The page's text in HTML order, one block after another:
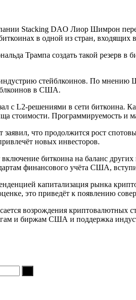
Stacking DAO Лиор Шимрон
биткоинах в одной из стран,
Трампа создать такой резерв
стейблкоинов. По мнению
в США.
с L2-решениями в сети биткоина.
стоимости. Программируемость и
заявил, что продолжится рост
новых инвесторов.
биткоина на баланс
финансового учёта США,
капитализация рынка
это приведёт к появлению
возрождения
и биржам США и поддержка